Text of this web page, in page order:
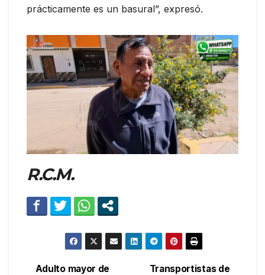
prácticamente es un basural”, expresó.
R.C.M.
Transportistas de
Adulto mayor de